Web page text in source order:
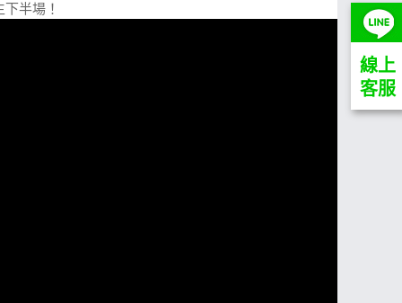
線上
客服
半場！